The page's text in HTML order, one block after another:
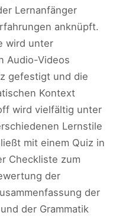
Lernanfänger
anknüpft.
wird unter
Audio-Videos
gefestigt und die
Kontext
wird vielfältig unter
Lernstile
mit einem Quiz in
Checkliste zum
der
der
der Grammatik